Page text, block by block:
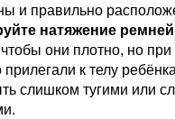
и правильно
натяжение
они плотно, но при
к телу
слишком тугими или